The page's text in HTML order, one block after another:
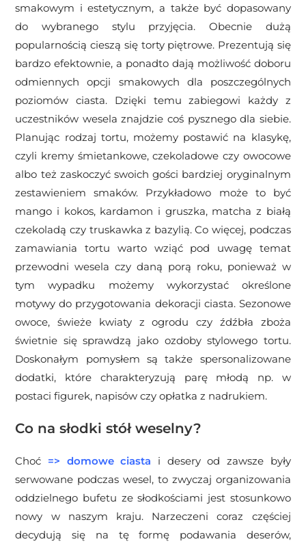
smakowym i estetycznym, a także być dopasowany
do wybranego stylu przyjęcia. Obecnie dużą
popularnością cieszą się torty piętrowe. Prezentują się
bardzo efektownie, a ponadto dają możliwość doboru
odmiennych opcji smakowych dla poszczególnych
poziomów ciasta. Dzięki temu zabiegowi każdy z
uczestników wesela znajdzie coś pysznego dla siebie.
Planując rodzaj tortu, możemy postawić na klasykę,
czyli kremy śmietankowe, czekoladowe czy owocowe
albo też zaskoczyć swoich gości bardziej oryginalnym
zestawieniem smaków. Przykładowo może to być
mango i kokos, kardamon i gruszka, matcha z białą
czekoladą czy truskawka z bazylią. Co więcej, podczas
zamawiania tortu warto wziąć pod uwagę temat
przewodni wesela czy daną porą roku, ponieważ w
tym wypadku możemy wykorzystać określone
motywy do przygotowania dekoracji ciasta. Sezonowe
owoce, świeże kwiaty z ogrodu czy źdźbła zboża
świetnie się sprawdzą jako ozdoby stylowego tortu.
Doskonałym pomysłem są także spersonalizowane
dodatki, które charakteryzują parę młodą np. w
postaci figurek, napisów czy opłatka z nadrukiem.
Co na słodki stół weselny?
Choć => domowe ciasta i desery od zawsze były
serwowane podczas wesel, to zwyczaj organizowania
oddzielnego bufetu ze słodkościami jest stosunkowo
nowy w naszym kraju. Narzeczeni coraz częściej
decydują się na tę formę podawania deserów,